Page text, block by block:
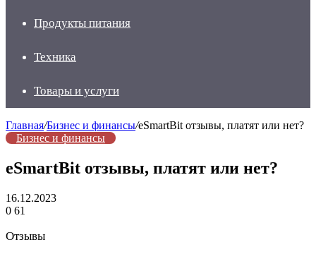
Продукты питания
Техника
Товары и услуги
Главная/Бизнес и финансы/eSmartBit отзывы, платят или нет?
Бизнес и финансы
eSmartBit отзывы, платят или нет?
16.12.2023
0 61
Отзывы